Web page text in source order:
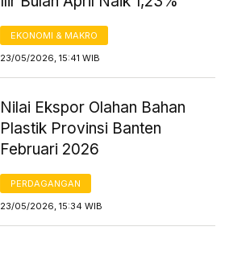
EKONOMI & MAKRO
23/05/2026, 15:41 WIB
Nilai Ekspor Olahan Bahan
Plastik Provinsi Banten
Februari 2026
PERDAGANGAN
23/05/2026, 15:34 WIB